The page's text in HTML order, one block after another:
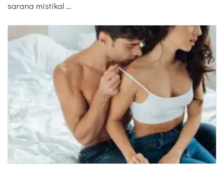
sarana mistikal …